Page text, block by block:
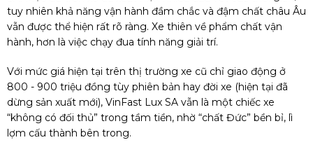
tuy nhiên khả năng vận hành đầm chắc và đậm chất châu Âu
vẫn được thể hiện rất rõ ràng. Xe thiên về phẩm chất vận
hành, hơn là việc chạy đua tính năng giải trí.
Với mức giá hiện tại trên thị trường xe cũ chỉ giao động ở
800 - 900 triệu đồng tùy phiên bản hay đời xe (hiện tại đã
dừng sản xuất mới), VinFast Lux SA vẫn là một chiếc xe
“không có đối thủ” trong tầm tiền, nhờ “chất Đức” bền bỉ, lì
lợm cấu thành bên trong.